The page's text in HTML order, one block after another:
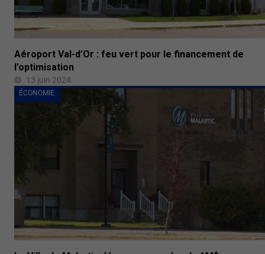
Aéroport Val-d’Or : feu vert pour le financement de
l’optimisation
13 juin 2024
ÉCONOMIE